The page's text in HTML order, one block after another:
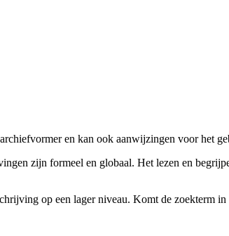
en kan ook aanwijzingen voor het
zijn formeel en globaal. Het lezen en
op een lager niveau. Komt de zoekterm